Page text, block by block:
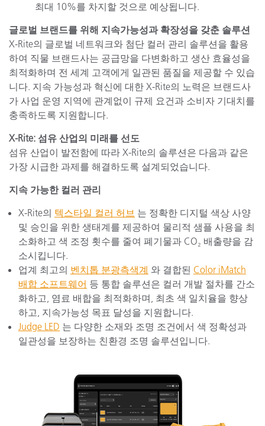
최대 10%를 차지할 것으로 예상됩니다.
글로벌 브랜드를 위해 지속가능성과 확장성을 갖춘 솔루션
X-Rite의 글로벌 네트워크와 첨단 컬러 관리 솔루션을 활용
하여 직물 브랜드사는 공급망을 다변화하고 생산 효율성을
최적화하며 전 세계 고객에게 일관된 품질을 제공할 수 있습
니다. 지속 가능성과 혁신에 대한 X-Rite의 노력은 브랜드사
가 사업 운영 지역에 관계없이 규제 요건과 소비자 기대치를
충족하도록 지원합니다.
X-Rite: 섬유 산업의 미래를 선도
섬유 산업이 발전함에 따라 X-Rite의 솔루션은 다음과 같은
가장 시급한 과제를 해결하도록 설계되었습니다.
지속 가능한 컬러 관리
X-Rite의 텍스타일 컬러 허브 는 정확한 디지털 색상 사양
및 승인을 위한 생태계를 제공하여 물리적 샘플 사용을 최
소화하고 색 조정 횟수를 줄여 폐기물과 CO₂ 배출량을 감
소시킵니다.
업계 최고의 벤치톱 분광측색계 와 결합된 Color iMatch
배합 소프트웨어 등 통합 솔루션은 컬러 개발 절차를 간소
화하고, 염료 배합을 최적화하며, 최초 색 일치율을 향상
하고, 지속가능성 목표 달성을 지원합니다.
Judge LED 는 다양한 소재와 조명 조건에서 색 정확성과
일관성을 보장하는 친환경 조명 솔루션입니다.